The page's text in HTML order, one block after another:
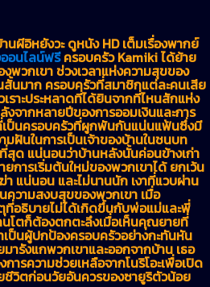
ผีอิหยังวะ ดูหนัง HD เต็มเรื่องพากย์
อนไลน์ฟรีครอบครัว Kamiki ได้ย้าย
พวกเขา ช่วงเวลาแห่งความสุขของ
นมาก ครอบครัวที่สมาชิกแต่ละคนเสีย
ราะประหลาดที่ได้ยินจากที่ไหนสักแห่ง
จากหลายปีของการออมเงินและการ
เป็นครอบครัวที่ผูกพันกันแน่นแฟ้นซึ่งมี
ฝันในการเป็นเจ้าของบ้านในชนบท
สุด แน่นอนว่าบ้านหลังนั้นค่อนข้างเก่า
ยการเริ่มต้นใหม่ของพวกเขาได้ ยกเว้น
แน่นอน และไม่นานนัก เงาที่แวบผ่าน
ความสงบสุขของพวกเขา เมื่อ
ที่อธิบายไม่ได้เกิดขึ้นกับพ่อแม่และพี่
นโตก็ต้องตกตะลึงเมื่อเห็นคุณยายที่
เป็นผู้ปกป้องครอบครัวอย่างกะทันหัน
รังแกพวกเขาและออกจากบ้าน เธอ
รความช่วยเหลือจากโนริโอะเพื่อเปิด
ชีวิตก่อนวัยอันควรของซายูริตัวน้อย